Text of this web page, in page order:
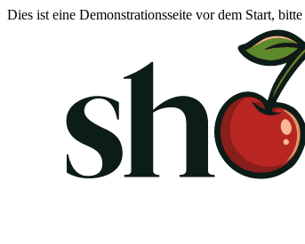
Dies ist eine Demonstrationsseite vor dem Start, bitte